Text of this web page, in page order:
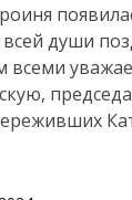
души
всеми